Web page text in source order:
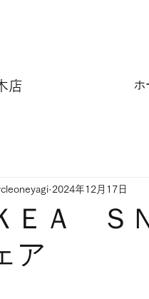
店 ホ
ＥＡ Ｓ
ア
2024年12月17日